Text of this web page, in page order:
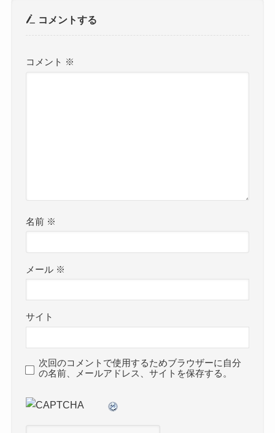
コメントする
コメント ※
名前 ※
メール ※
サイト
次回のコメントで使用するためブラウザーに自分
の名前、メールアドレス、サイトを保存する。